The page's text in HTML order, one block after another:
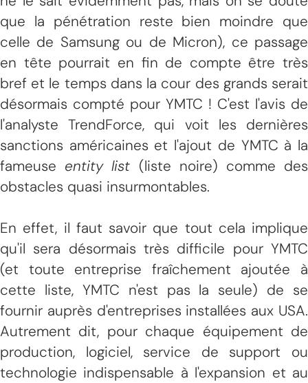
que la pénétration reste bien moindre que
celle de Samsung ou de Micron), ce passage
en tête pourrait en fin de compte être très
bref et le temps dans la cour des grands serait
désormais compté pour YMTC ! C'est l'avis de
l'analyste TrendForce, qui voit les dernières
sanctions américaines et l'ajout de YMTC à la
fameuse entity list (liste noire) comme des
obstacles quasi insurmontables.
En effet, il faut savoir que tout cela implique
qu'il sera désormais très difficile pour YMTC
(et toute entreprise fraîchement ajoutée à
cette liste, YMTC n'est pas la seule) de se
fournir auprès d'entreprises installées aux USA.
Autrement dit, pour chaque équipement de
production, logiciel, service de support ou
technologie indispensable à l'expansion et au